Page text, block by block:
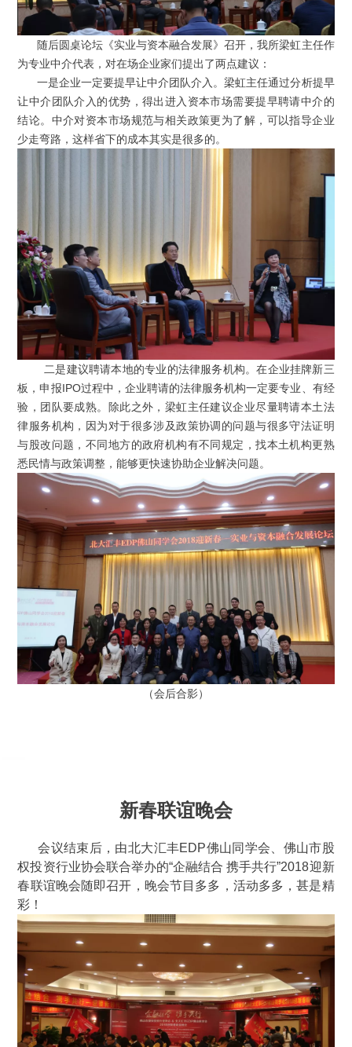
随后圆桌论坛《实业与资本融合发展》召开，我所梁虹主任作
为专业中介代表，对在场企业家们提出了两点建议：
一是企业一定要提早让中介团队介入。梁虹主任通过分析提早
让中介团队介入的优势，得出进入资本市场需要提早聘请中介的
结论。中介对资本市场规范与相关政策更为了解，可以指导企业
少走弯路，这样省下的成本其实是很多的。
二是建议聘请本地的专业的法律服务机构。在企业挂牌新三
板，申报IPO过程中，企业聘请的法律服务机构一定要专业、有经
验，团队要成熟。除此之外，梁虹主任建议企业尽量聘请本土法
律服务机构，因为对于很多涉及政策协调的问题与很多守法证明
与股改问题，不同地方的政府机构有不同规定，找本土机构更熟
悉民情与政策调整，能够更快速协助企业解决问题。
（会后合影）
新春联谊晚会
会议结束后，由北大汇丰EDP佛山同学会、佛山市股
权投资行业协会联合举办的“企融结合 携手共行”2018迎新
春联谊晚会随即召开，晚会节目多多，活动多多，甚是精
彩！